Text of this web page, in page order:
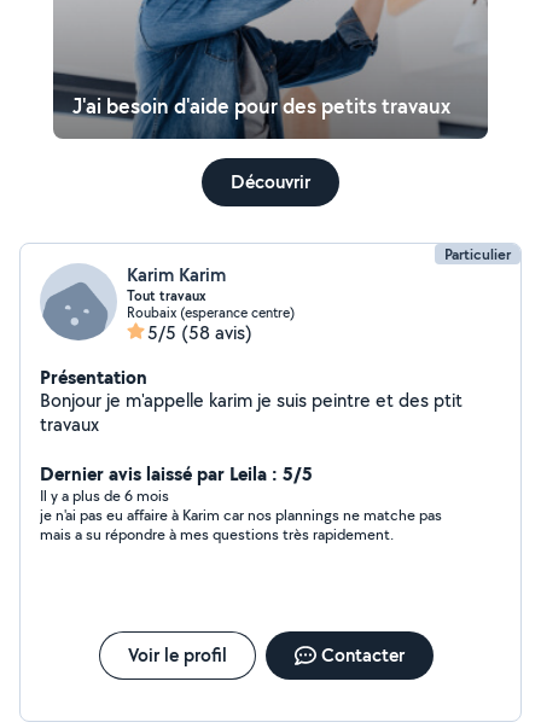
J'ai besoin d'aide pour des petits travaux
Découvrir
Particulier
Karim Karim
Tout travaux
Roubaix (esperance centre)
5/5 (58 avis)
Présentation
Bonjour je m'appelle karim je suis peintre et des ptit
travaux
Dernier avis laissé par Leila : 5/5
Il y a plus de 6 mois
je n'ai pas eu affaire à Karim car nos plannings ne matche pas
mais a su répondre à mes questions très rapidement.
Voir le profil Contacter